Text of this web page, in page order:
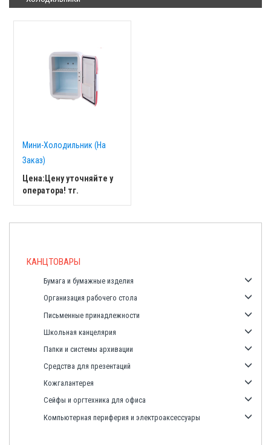
Мини-Холодильник (На
Заказ)
Цена: Цену уточняйте у
оператора! тг.
Добавить в корзину
КАНЦТОВАРЫ
Бумага и бумажные изделия
Организация рабочего стола
Письменные принадлежности
Школьная канцелярия
Папки и системы архивации
Средства для презентаций
Кожгалантерея
Сейфы и оргтехника для офиса
Компьютерная периферия и электроаксессуары